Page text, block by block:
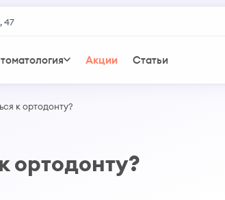
47
Акции Статьи
к ортодонту?
ортодонту?